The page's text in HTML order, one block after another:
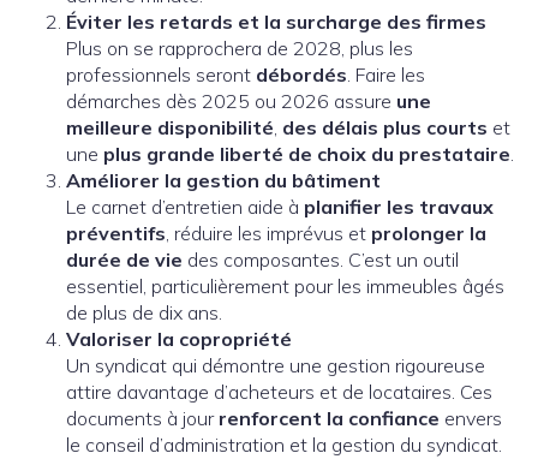
Éviter les retards et la surcharge des firmes
Plus on se rapprochera de 2028, plus les
professionnels seront débordés. Faire les
démarches dès 2025 ou 2026 assure une
meilleure disponibilité, des délais plus courts et
une plus grande liberté de choix du prestataire.
Améliorer la gestion du bâtiment
Le carnet d’entretien aide à planifier les travaux
préventifs, réduire les imprévus et prolonger la
durée de vie des composantes. C’est un outil
essentiel, particulièrement pour les immeubles âgés
de plus de dix ans.
Valoriser la copropriété
Un syndicat qui démontre une gestion rigoureuse
attire davantage d’acheteurs et de locataires. Ces
documents à jour renforcent la confiance envers
le conseil d’administration et la gestion du syndicat.